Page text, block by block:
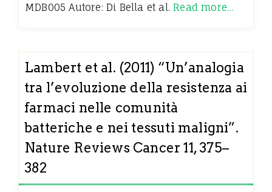
MDB005 Autore: Di Bella et al.Read more…
Lambert et al. (2011) “Un’analogia
tra l’evoluzione della resistenza ai
farmaci nelle comunità
batteriche e nei tessuti maligni”.
Nature Reviews Cancer 11, 375–
382